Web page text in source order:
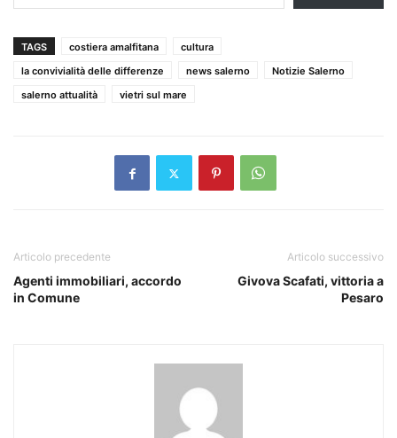
TAGS costiera amalfitana
cultura
la convivialità delle differenze
news salerno
Notizie Salerno
salerno attualità
vietri sul mare
Articolo precedente
Agenti immobiliari, accordo
in Comune
Articolo successivo
Givova Scafati, vittoria a
Pesaro